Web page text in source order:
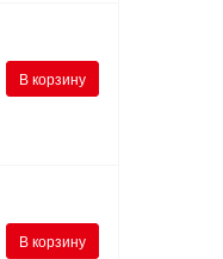
В корзину
В корзину